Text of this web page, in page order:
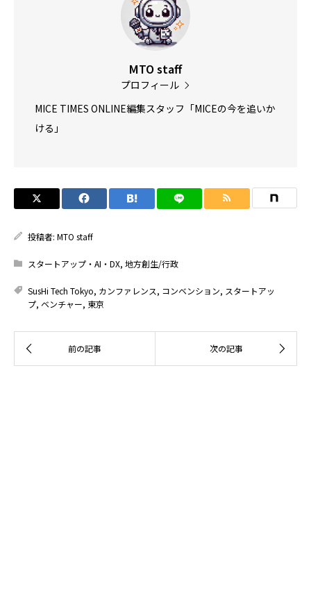
MTO staff
プロフィール
MICE TIMES ONLINE編集スタッフ「MICEの今を追いか
ける」
投稿者: MTO staff
スタートアップ・AI・DX, 地方創生/行政
SusHi Tech Tokyo, カンファレンス, コンベンション, スタートアッ
プ, ベンチャー, 東京